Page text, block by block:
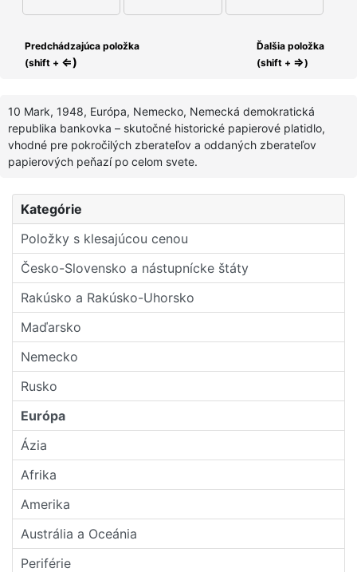
Kategórie
Položky s klesajúcou cenou
Česko-Slovensko a nástupní­cke štáty
Rakúsko a Rakúsko-Uhorsko
Maďarsko
Nemecko
Rusko
Európa
Ázia
Afrika
Amerika
Austrália a Oceánia
Periférie
Predchádzajúca položka
(shift + ⇐)
Ďalšia položka
(shift + ⇒)
10 Mark, 1948, Európa, Nemecko, Nemecká demokratická
republika bankovka – skutočné historické papierové platidlo,
vhodné pre pokročilých zberateľov a oddaných zberateľov
papierových peňazí po celom svete.